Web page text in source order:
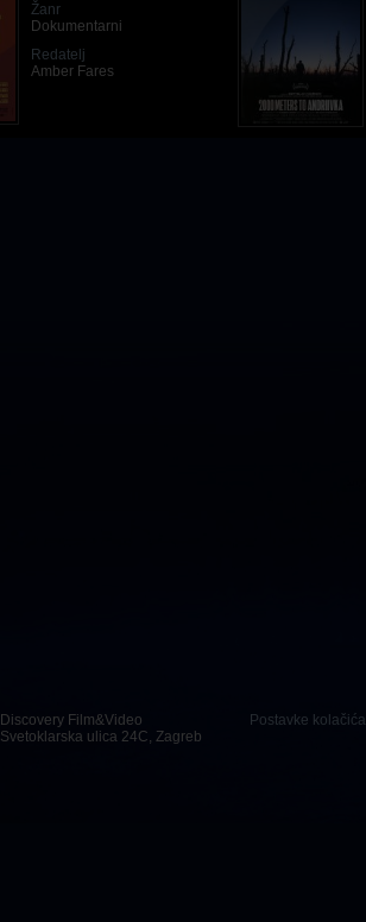
Žanr
Dokumentarni
Redatelj
Amber Fares
Discovery Film&Video
Svetoklarska ulica 24C, Zagreb
Postavke kolačića